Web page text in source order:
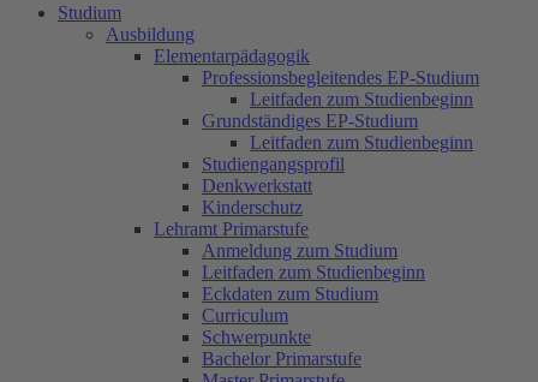
Studium
Ausbildung
Elementarpädagogik
Professionsbegleitendes EP-Studium
Leitfaden zum Studienbeginn
Grundständiges EP-Studium
Leitfaden zum Studienbeginn
Studiengangsprofil
Denkwerkstatt
Kinderschutz
Lehramt Primarstufe
Anmeldung zum Studium
Leitfaden zum Studienbeginn
Eckdaten zum Studium
Curriculum
Schwerpunkte
Bachelor Primarstufe